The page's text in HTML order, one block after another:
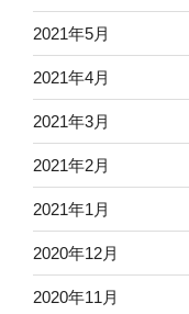
2021年5月
2021年4月
2021年3月
2021年2月
2021年1月
2020年12月
2020年11月